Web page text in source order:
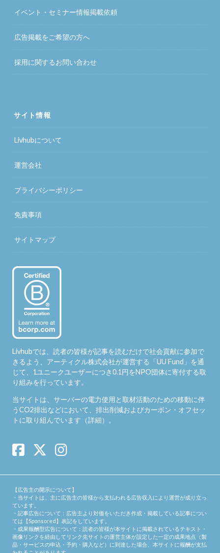
イベント・セミナー情報掲載依頼
広告掲載をご希望の方へ
採用に関するお問い合わせ
サイト情報
Livhubについて
運営会社
プライバシーポリシー
免責事項
サイトマップ
Livhubでは、読者の皆様が記事を読むだけで社会貢献に参加で
きるよう、アーティクル株式会社が運営する「UU Fund 」を通
じて、1ユニークユーザーにつき0.1円をNPO団体に寄付する取
り組みを行っています。
当サイトは、サーバーの電力使用と取材活動のための移動に伴
うCO2排出などにおいて、排出削減およびカーボン・オフセッ
トに取り組んでいます（詳細）。
【広告主の開示について】
・当サイトは、主に広告主の皆様から支払われる広告収入により運営が成り立っ
ています。
・記事広告について：広告主より対価をいただき作成・掲載している記事につい
ては【Sponsored】表記をしています。
・成果報酬型広告について：読者の皆様が本サイトに掲載されているテキスト・
画像リンクを経由してリンク先サイトの運営主体が設定した一定の成果地点（製
品・サービスの申込・予約・購入など）に到達した場合、本サイトに報酬が支払